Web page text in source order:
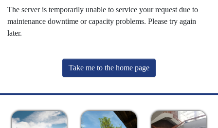
The server is temporarily unable to service your request due to
maintenance downtime or capacity problems. Please try again
later.
Take me to the home page